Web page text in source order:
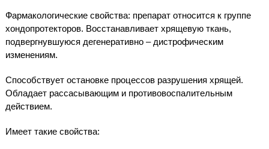
Фармакологические свойства: препарат относится к группе
хондопротекторов. Восстанавливает хрящевую ткань,
подвергнувшуюся дегенеративно – дистрофическим
изменениям.
Способствует остановке процессов разрушения хрящей.
Обладает рассасывающим и противовоспалительным
действием.
Имеет такие свойства: